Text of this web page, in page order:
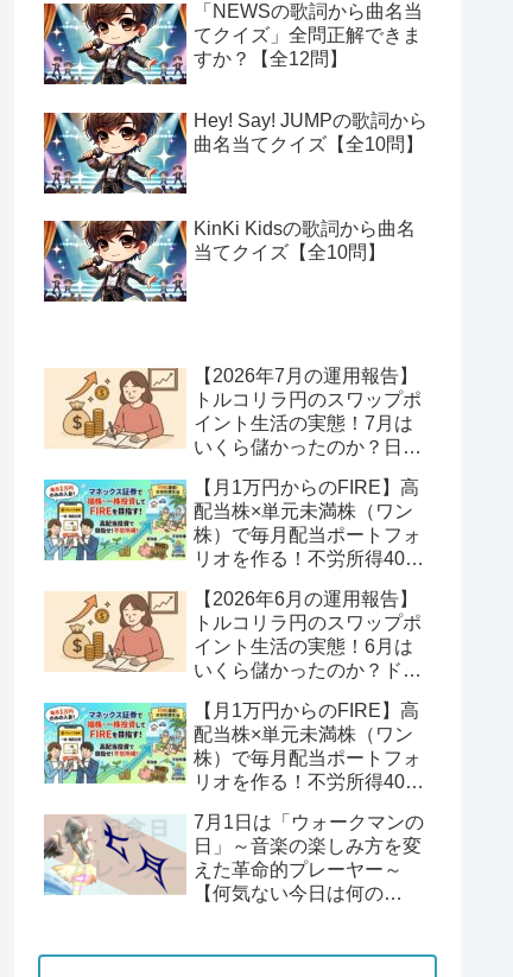
「NEWSの歌詞から曲名当
てクイズ」全問正解できま
すか？【全12問】
Hey! Say! JUMPの歌詞から
曲名当てクイズ【全10問】
KinKi Kidsの歌詞から曲名
当てクイズ【全10問】
【2026年7月の運用報告】
トルコリラ円のスワップポ
イント生活の実態！7月は
いくら儲かったのか？日本
へ一歩進んだ？
【月1万円からのFIRE】高
配当株×単元未満株（ワン
株）で毎月配当ポートフォ
リオを作る！不労所得400
回】
【2026年6月の運用報告】
トルコリラ円のスワップポ
イント生活の実態！6月は
いくら儲かったのか？ドル
【月1万円からのFIRE】高
配当株×単元未満株（ワン
株）で毎月配当ポートフォ
リオを作る！不労所得400
回】
7月1日は「ウォークマンの
日」～音楽の楽しみ方を変
えた革命的プレーヤー～
【何気ない今日は何の